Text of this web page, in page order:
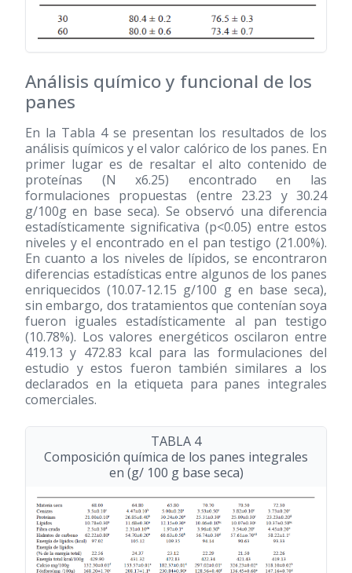
Análisis químico y funcional de los
panes
En la Tabla 4 se presentan los resultados de los
análisis químicos y el valor calórico de los panes. En
primer lugar es de resaltar el alto contenido de
proteínas (N x6.25) encontrado en las
formulaciones propuestas (entre 23.23 y 30.24
g/100g en base seca). Se observó una diferencia
estadísticamente significativa (p<0.05) entre estos
niveles y el encontrado en el pan testigo (21.00%).
En cuanto a los niveles de lípidos, se encontraron
diferencias estadísticas entre algunos de los panes
enriquecidos (10.07-12.15 g/100 g en base seca),
sin embargo, dos tratamientos que contenían soya
fueron iguales estadísticamente al pan testigo
(10.78%). Los valores energéticos oscilaron entre
419.13 y 472.83 kcal para las formulaciones del
estudio y estos fueron también similares a los
declarados en la etiqueta para panes integrales
comerciales.
TABLA 4
Composición química de los panes integrales
en (g/ 100 g base seca)